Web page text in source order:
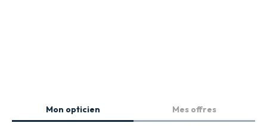
Mon opticien Mes offres